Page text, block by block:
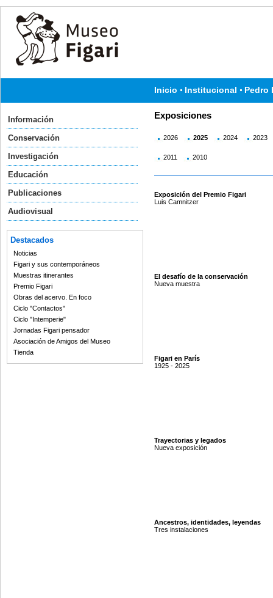
Inicio Institucional Pedro
Información
Conservación
Investigación
Educación
Publicaciones
Audiovisual
Destacados
Noticias
Figari y sus contemporáneos
Muestras itinerantes
Premio Figari
Obras del acervo. En foco
Ciclo "Contactos"
Ciclo "Intemperie"
Jornadas Figari pensador
Asociación de Amigos del Museo
Tienda
Exposiciones
2026 2025 2024 2023
2011 2010
Exposición del Premio Figari
Luis Camnitzer
El desafío de la conservación
Nueva muestra
Figari en París
1925 - 2025
Trayectorias y legados
Nueva exposición
Ancestros, identidades, leyendas
Tres instalaciones